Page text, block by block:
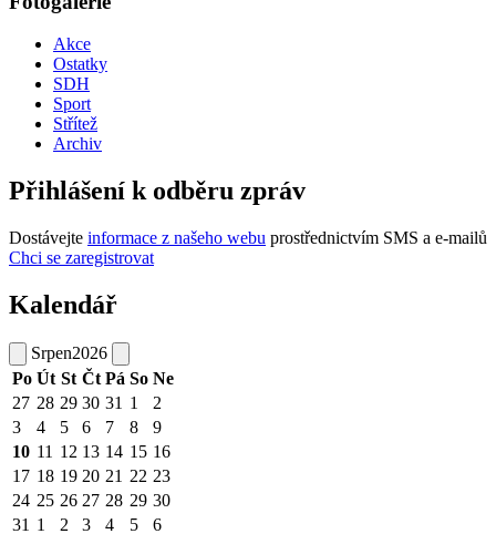
Akce
Ostatky
SDH
Sport
Střítež
Archiv
Přihlášení k odběru zpráv
Dostávejte informace z našeho webu prostřednictvím SMS a e-mailů
Chci se zaregistrovat
Kalendář
Srpen2026
Po Út St Čt Pá So Ne
27 28 29 30 31 1
2
3
4 5 6 7 8
9
10 11 12 13 14 15 16
17 18 19 20 21 22 23
24 25 26 27 28 29 30
31 1 2 3 4 5 6